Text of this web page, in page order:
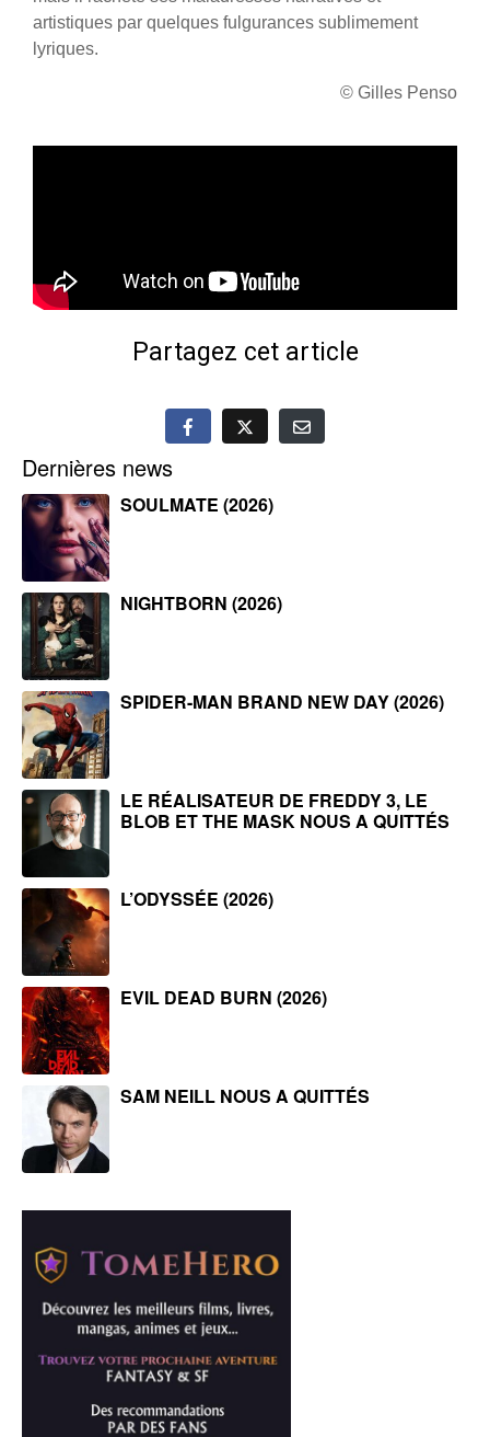
artistiques par quelques fulgurances sublimement
lyriques.
© Gilles Penso
Partagez cet article
Dernières news
SOULMATE (2026)
NIGHTBORN (2026)
SPIDER-MAN BRAND NEW DAY (2026)
LE RÉALISATEUR DE FREDDY 3, LE
BLOB ET THE MASK NOUS A QUITTÉS
L’ODYSSÉE (2026)
EVIL DEAD BURN (2026)
SAM NEILL NOUS A QUITTÉS